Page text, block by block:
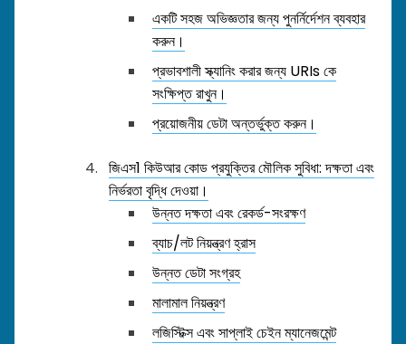
একটি সহজ অভিজ্ঞতার জন্য পুনর্নির্দেশন ব্যবহার
করুন।
প্রভাবশালী স্ক্যানিং করার জন্য URIs কে
সংক্ষিপ্ত রাখুন।
প্রয়োজনীয় ডেটা অন্তর্ভুক্ত করুন।
জিএস1 কিউআর কোড প্রযুক্তির মৌলিক সুবিধা: দক্ষতা এবং
নির্ভরতা বৃদ্ধি দেওয়া।
উন্নত দক্ষতা এবং রেকর্ড-সংরক্ষণ
ব্যাচ/লট নিয়ন্ত্রণ হ্রাস
উন্নত ডেটা সংগ্রহ
মালামাল নিয়ন্ত্রণ
লজিস্টিক্স এবং সাপ্লাই চেইন ম্যানেজমেন্ট